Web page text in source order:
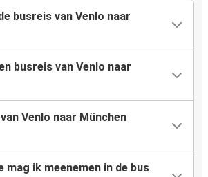
busreis van Venlo naar
busreis van Venlo naar
Venlo naar München
mag ik meenemen in de bus